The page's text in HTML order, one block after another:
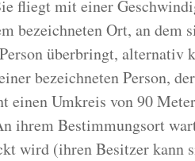
fliegt mit einer
bezeichneten Ort, an dem
überbringt, alternativ
bezeichneten Person,
einen Umkreis von 90
ihrem Bestimmungsort
wird (ihren Besitzer kann